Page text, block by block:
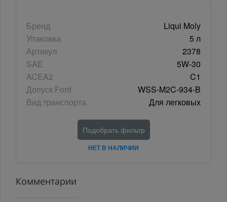
Бренд
Liqui Moly
Упаковка
5 л
Артикул
2378
SAE
5W-30
ACEA2
C1
Допуск Ford
WSS-M2C-934-B
Вид транспорта
Для легковых
Подобрать фильтр
НЕТ В НАЛИЧИИ
Комментарии